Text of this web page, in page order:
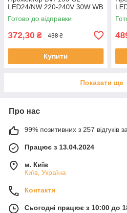
LED24/NW 220-240V 30W WB
Готово до відправки
372,30 ₴ 438 ₴
Купити
Показати ще
Про нас
99% позитивних з 257 відгуків
Працює з 13.04.2024
м. Київ
Київ, Україна
Контакти
Сьогодні працює з 10:00 до